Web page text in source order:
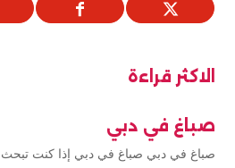
الاكثر قراءة
صباغ في دبي
صباغ في دبي صباغ في دبي إذا كنت